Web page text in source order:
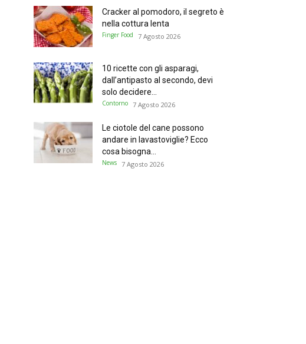
Cracker al pomodoro, il segreto è
nella cottura lenta
Finger Food 7 Agosto 2026
10 ricette con gli asparagi,
dall’antipasto al secondo, devi
solo decidere...
Contorno 7 Agosto 2026
Le ciotole del cane possono
andare in lavastoviglie? Ecco
cosa bisogna...
News 7 Agosto 2026